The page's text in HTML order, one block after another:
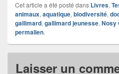
Cet article a été posté dans Livres,
animaux, aquatique, biodiversité,
gallimard, gallimard jeunesse, Nosy
permalien.
Laisser un